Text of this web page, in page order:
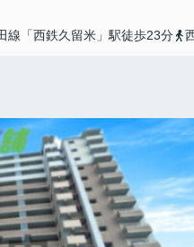
線「西鉄久留米」駅徒歩23分